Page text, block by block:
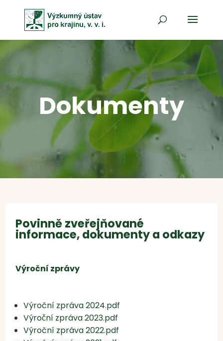
Dokumenty
Povinně zveřejňované
informace, dokumenty a odkazy
Výroční zprávy
Výroční zpráva 2024.pdf
Výroční zpráva 2023.pdf
Výroční zpráva 2022.pdf